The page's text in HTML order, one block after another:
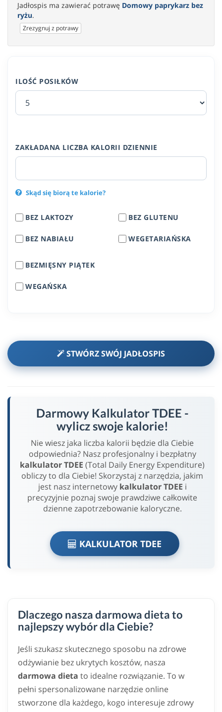
Jadłospis ma zawierać potrawę Domowy paprykarz bez
ryżu.
Zrezygnuj z potrawy
ILOŚĆ POSIŁKÓW
ZAKŁADANA LICZBA KALORII DZIENNIE
Skąd się biorą te kalorie?
BEZ LAKTOZY
BEZ NABIAŁU
BEZ GLUTENU
WEGETARIAŃSKA
BEZMIĘSNY PIĄTEK
WEGAŃSKA
STWÓRZ SWÓJ JADŁOSPIS
Darmowy Kalkulator TDEE -
wylicz swoje kalorie!
Nie wiesz jaka liczba kalorii będzie dla Ciebie
odpowiednia? Nasz profesjonalny i bezpłatny
kalkulator TDEE (Total Daily Energy Expenditure)
obliczy to dla Ciebie! Skorzystaj z narzędzia, jakim
jest nasz internetowy kalkulator TDEE i
precyzyjnie poznaj swoje prawdziwe całkowite
dzienne zapotrzebowanie kaloryczne.
KALKULATOR TDEE
Dlaczego nasza darmowa dieta to
najlepszy wybór dla Ciebie?
Jeśli szukasz skutecznego sposobu na zdrowe
odżywianie bez ukrytych kosztów, nasza
darmowa dieta to idealne rozwiązanie. To w
pełni spersonalizowane narzędzie online
stworzone dla każdego, kogo interesuje zdrowy